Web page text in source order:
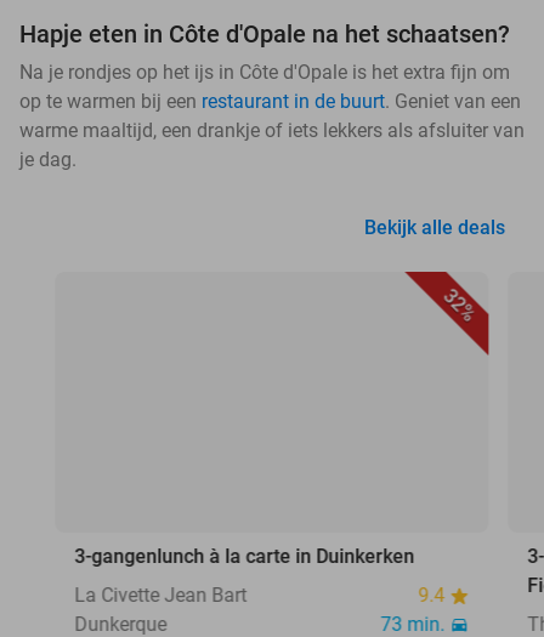
Hapje eten in Côte d'Opale na het schaatsen?
Na je rondjes op het ijs in Côte d'Opale is het extra fijn om
op te warmen bij een restaurant in de buurt. Geniet van een
warme maaltijd, een drankje of iets lekkers als afsluiter van
je dag.
Bekijk alle deals
32%
3-gangenlunch à la carte in Duinkerken
La Civette Jean Bart
9.4
Dunkerque
73 min.